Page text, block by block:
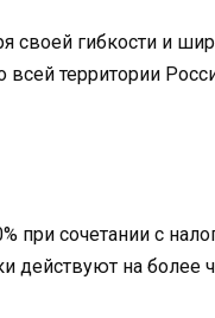
своей гибкости и
всей территории
при сочетании с
действуют на более